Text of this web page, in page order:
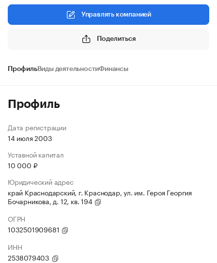
Управлять компанией
Поделиться
ПрофильВиды деятельностиФинансы
Профиль
Дата регистрации
14 июля 2003
Уставной капитал
10 000 ₽
Юридический адрес
край Краснодарский, г. Краснодар, ул. им. Героя Георгия
Бочарникова, д. 12, кв. 194
ОГРН
1032501909681
ИНН
2538079403